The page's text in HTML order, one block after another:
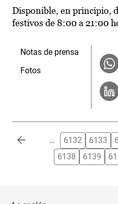
Disponible, en principio,
festivos de 8:00 a 21:00
Notas de prensa
Fotos
Paginación … 6132 6133
6138
6139